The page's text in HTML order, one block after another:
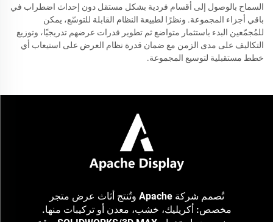
السماح بالوصول إلى أقسام فردية بشكل مستقل دون إحداث اضطراب في
باقي أجزاء المجموعة. ونظرًا لطبيعة النظام القابلة للتوسّع، يمكن
للمُجمّعين البدء باستثمار متواضع ثم تطوير قدرات عرضهم تدريجيًا، وتوزيع
التكاليف على مدى الزمن مع ضمان قدرة نظام العرض على استيعاب أي
خطط مستقبلية لتوسيع المجموعة.
تُصمم شركة Apache وتُنتج أثاث عرض متجر
مخصص: أكريليك، خشب، معدن أو تركيبات منها.